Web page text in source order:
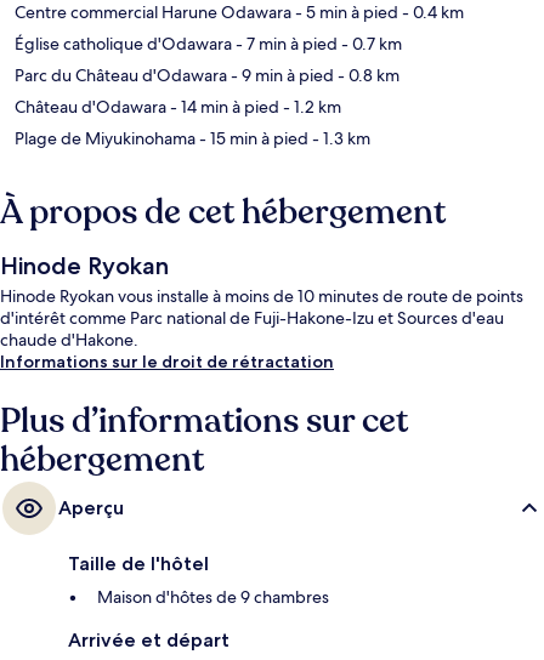
Centre commercial Harune Odawara- 5 min à pied - 0.4 km
Église catholique d'Odawara- 7 min à pied - 0.7 km
Parc du Château d'Odawara- 9 min à pied - 0.8 km
Château d'Odawara- 14 min à pied - 1.2 km
Plage de Miyukinohama- 15 min à pied - 1.3 km
À propos de cet hébergement
Hinode Ryokan
Hinode Ryokan vous installe à moins de 10 minutes de route de points
d'intérêt comme Parc national de Fuji-Hakone-Izu et Sources d'eau
chaude d'Hakone.
Informations sur le droit de rétractation
Plus d’informations sur cet
hébergement
Aperçu
Taille de l'hôtel
Maison d'hôtes de 9 chambres
Arrivée et départ